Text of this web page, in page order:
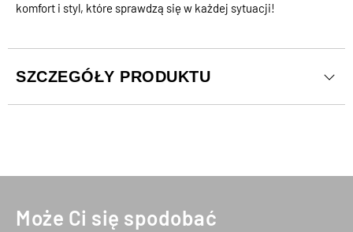
komfort i styl, które sprawdzą się w każdej sytuacji!
SZCZEGÓŁY PRODUKTU
Może Ci się spodobać